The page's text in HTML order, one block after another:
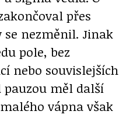
přes
nezměnil. Jinak
pole, bez
nebo souvislejších
měl další
vápna však